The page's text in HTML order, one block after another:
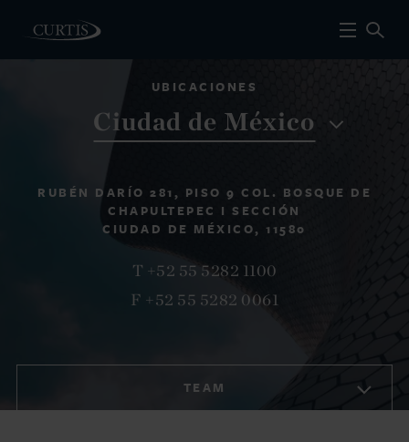
UBICACIONES
Ciudad de México
RUBÉN DARÍO 281, PISO 9 COL. BOSQUE DE
CHAPULTEPEC I SECCIÓN
CIUDAD DE MÉXICO, 11580
T +52 55 5282 1100
F +52 55 5282 0061
TEAM